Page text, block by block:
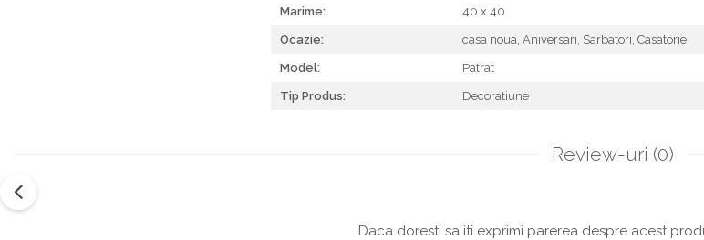
Marime: 40 x 40
Ocazie: casa noua, Aniversari, Sarbatori, Casatorie
Model: Patrat
Tip Produs: Decoratiune
Review-uri (0)
Daca doresti sa iti exprimi parerea despre acest